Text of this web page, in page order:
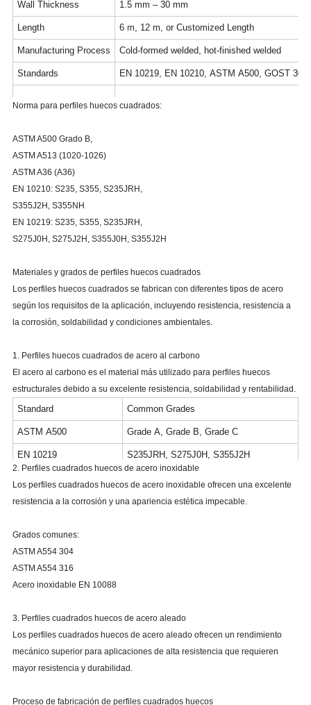
Wall Thickness 1.5 mm – 30 mm
Length 6 m, 12 m, or Customized Length
Manufacturing Process Cold-formed welded, hot-finished welded
Standards EN 10219, EN 10210, ASTM A500, GOST
Steel Grades S235, S275, S355 (EN); ASTM A500 Grade
Surface Treatment
End Treatment
Norma para perfiles huecos cuadrados:
ASTM A500 Grado B,
ASTM A513 (1020-1026)
ASTM A36 (A36)
EN 10210: S235, S355, S235JRH,
S355J2H, S355NH
EN 10219: S235, S355, S235JRH,
S275J0H, S275J2H, S355J0H, S355J2H
Materiales y grados de perfiles huecos cuadrados
Los perfiles huecos cuadrados se fabrican con diferentes tipos de acero
según los requisitos de la aplicación, incluyendo resistencia, resistencia a
la corrosión, soldabilidad y condiciones ambientales.
1. Perfiles huecos cuadrados de acero al carbono
El acero al carbono es el material más utilizado para perfiles huecos
estructurales debido a su excelente resistencia, soldabilidad y rentabilidad.
Standard Common Grades
ASTM A500 Grade A, Grade B, Grade C
EN 10219 S235JRH, S275J0H, S355J2H
GB/T 6728 Q235, Q355
2. Perfiles cuadrados huecos de acero inoxidable
Los perfiles cuadrados huecos de acero inoxidable ofrecen una excelente
resistencia a la corrosión y una apariencia estética impecable.
Grados comunes:
ASTM A554 304
ASTM A554 316
Acero inoxidable EN 10088
3. Perfiles cuadrados huecos de acero aleado
Los perfiles cuadrados huecos de acero aleado ofrecen un rendimiento
mecánico superior para aplicaciones de alta resistencia que requieren
mayor resistencia y durabilidad.
Proceso de fabricación de perfiles cuadrados huecos